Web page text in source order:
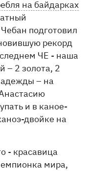
на байдарках
подготовил
рекорд
ЧЕ - наша
– 2 золота, 2
– на
и в каное-
двойке на
- красавица
мира,